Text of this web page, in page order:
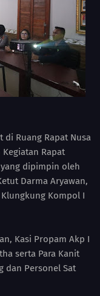
Ruang Rapat Nusa
Rapat
yang dipimpin oleh
Darma Aryawan,
Kompol I
Kasi Propam Akp I
serta Para Kanit
dan Personel Sat